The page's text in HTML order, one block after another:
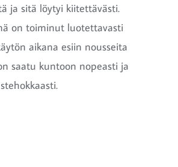
ja sitä löytyi kiitettävästi.
on toiminut luotettavasti
aikana esiin nousseita
saatu kuntoon nopeasti ja